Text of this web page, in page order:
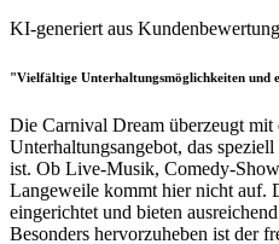
KI-generiert aus
"Vielfältige Unterhaltungsmöglichkeiten und
Die Carnival Dream überzeugt mit
Unterhaltungsangebot, das
ist. Ob Live-Musik, Comedy-
Langeweile kommt hier nicht auf.
eingerichtet und bieten
Besonders hervorzuheben ist der